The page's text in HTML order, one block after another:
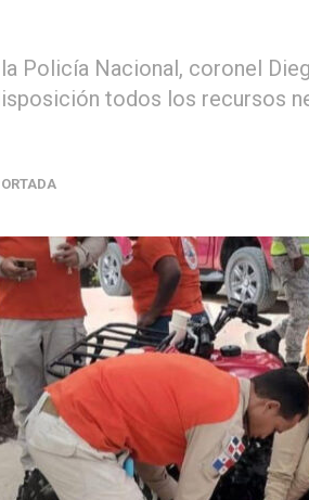
Policía Nacional, coronel
todos los recursos